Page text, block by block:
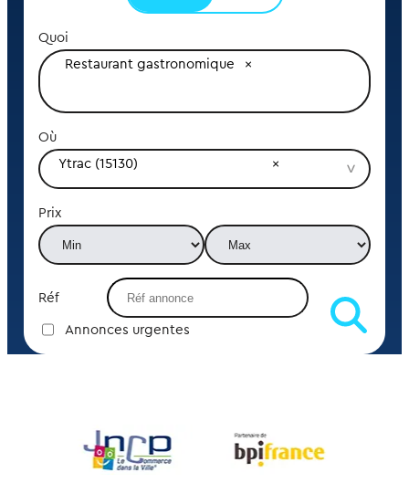
Quoi
Restaurant gastronomique
Où
Ytrac (15130)
Prix
Réf
Annonces urgentes